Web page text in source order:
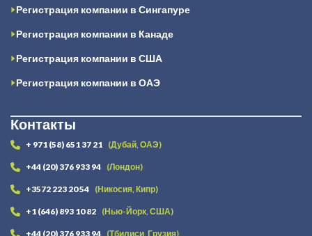
Регистрация компании в Сингапуре
Регистрация компании в Канаде
Регистрация компании в США
Регистрация компании в ОАЭ
Контакты
+ 971 (58) 651 37 21 (Дубай, ОАЭ)
+44 (20) 376 933 94 (Лондон)
+3572 223 20 54 (Никосия, Кипр)
+1 (646) 893 10 82 (Нью-Йорк, США)
+44 (20) 376 933 94 (Тбилиси, Грузия)